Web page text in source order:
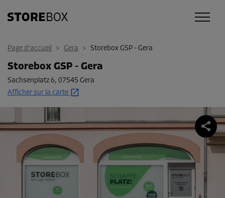
Page d'accueil > Gera > Storebox GSP - Gera
Storebox GSP - Gera
Sachsenplatz 6, 07545 Gera
Afficher sur la carte